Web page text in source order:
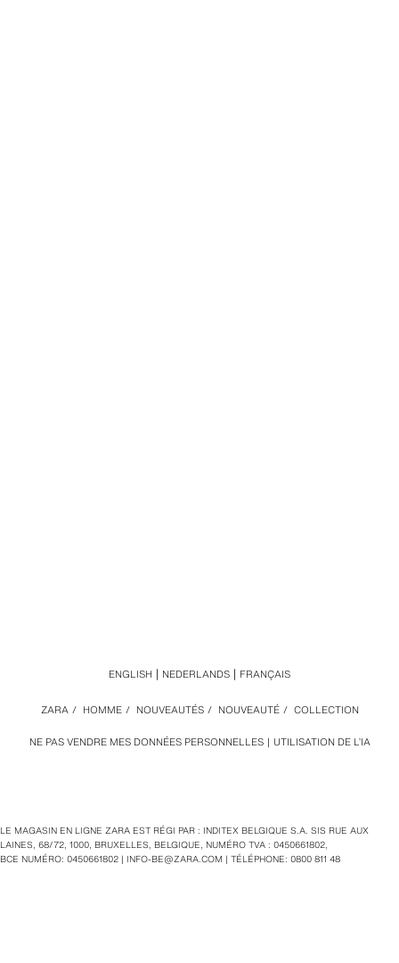
NE PAS VENDRE MES DONNÉES PERSONNELLES UTILISATION DE L’IA
ZARA / HOMME / NOUVEAUTÉS / NOUVEAUTÉ / COLLECTION
ENGLISH NEDERLANDS FRANÇAIS
LE MAGASIN EN LIGNE ZARA EST RÉGI PAR : INDITEX BELGIQUE S.A. SIS RUE AUX
LAINES, 68/72, 1000, BRUXELLES, BELGIQUE, NUMÉRO TVA : 0450661802,
BCE NUMÉRO: 0450661802 | INFO-BE@ZARA.COM | TÉLÉPHONE: 0800 811 48